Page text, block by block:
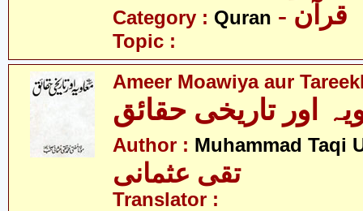
Category : Quran - قرآن
Topic :
Ameer Moawiya aur
Author : Muhammad Taqi
تقی عثمانی
Translator :